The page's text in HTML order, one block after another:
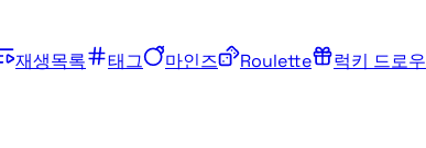
재생목록 태그 마인즈 Roulette 럭키 드로우